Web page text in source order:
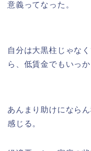
意義ってなった。
自分は大黒柱じゃな
ら、低賃金でもいっ
あんまり助けになら
感じる。